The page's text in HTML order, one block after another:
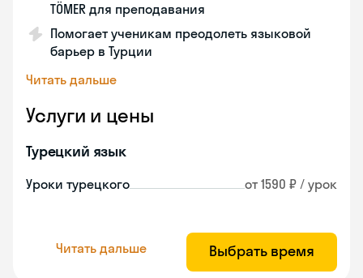
TÖMER для преподавания
Помогает ученикам преодолеть языковой
барьер в Турции
Читать дальше
Услуги и цены
Турецкий язык
Уроки турецкого от 1590 ₽ / урок
Читать дальше Выбрать время